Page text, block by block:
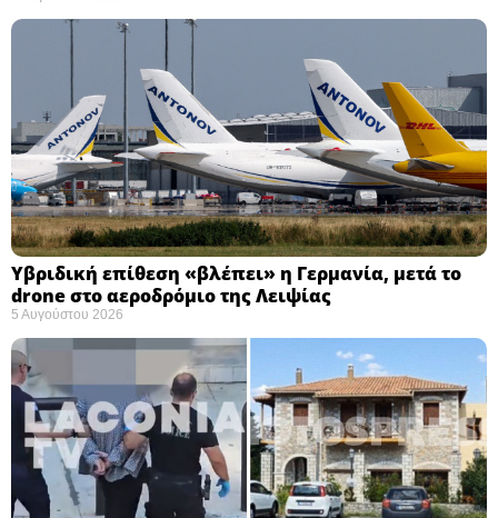
Υβριδική επίθεση «βλέπει» η Γερμανία, μετά το
drone στο αεροδρόμιο της Λειψίας
5 Αυγούστου 2026